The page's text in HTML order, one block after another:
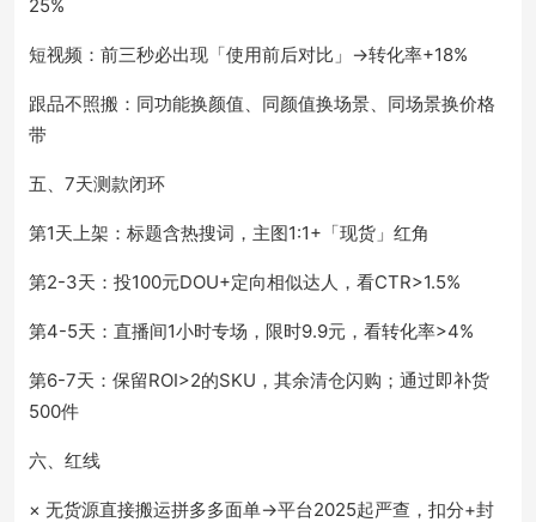
25%
短视频：前三秒必出现「使用前后对比」→转化率+18%
跟品不照搬：同功能换颜值、同颜值换场景、同场景换价格
带
五、7天测款闭环
第1天上架：标题含热搜词，主图1:1+「现货」红角
第2-3天：投100元DOU+定向相似达人，看CTR>1.5%
第4-5天：直播间1小时专场，限时9.9元，看转化率>4%
第6-7天：保留ROI>2的SKU，其余清仓闪购；通过即补货
500件
六、红线
× 无货源直接搬运拼多多面单→平台2025起严查，扣分+封